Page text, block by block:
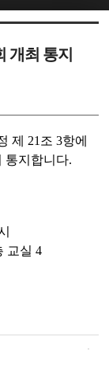
개최 통지
제 21조 3항에
통지합니다.
교실 4